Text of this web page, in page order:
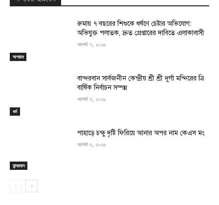
অপরাধ
রুমায় ৭ বছরের শিশুকে ধর্ষণে চেষ্টার অভিযোগ:
অভিযুক্ত পলাতক, দ্রুত গ্রেপ্তারের দাবিতে এলাকাবাসী
আগস্ট ৭, ২০২৬
ধর্ম
বান্দরবান সার্বজনীন কেন্দ্রীয় শ্রী শ্রী দুর্গা মন্দিরের ত্রি
বার্ষিক নির্বাচন সম্পন্ন
আগস্ট ৭, ২০২৬
বান্দরবান
পাহাড়ে চক্ষু দৃষ্টি ফিরিয়ে আনার অপর নাম কেএস মং
আগস্ট ৩, ২০২৬